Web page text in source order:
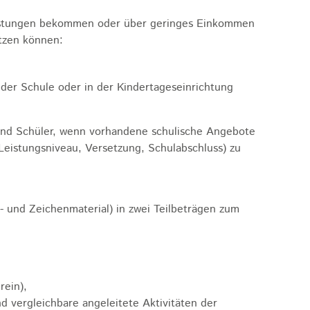
bekommen oder über geringes Einkommen
können:
Schule oder in der Kindertageseinrichtung
Schüler, wenn vorhandene schulische Angebote
Versetzung, Schulabschluss) zu
Zeichenmaterial) in zwei Teilbeträgen zum
vergleichbare angeleitete Aktivitäten der